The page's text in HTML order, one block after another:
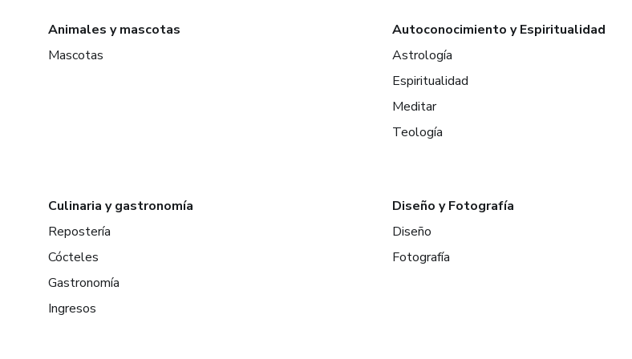
Animales y mascotas
Mascotas
Autoconocimiento y Espiritualidad
Astrología
Espiritualidad
Meditar
Teología
Culinaria y gastronomía
Repostería
Cócteles
Gastronomía
Ingresos
Diseño y Fotografía
Diseño
Fotografía